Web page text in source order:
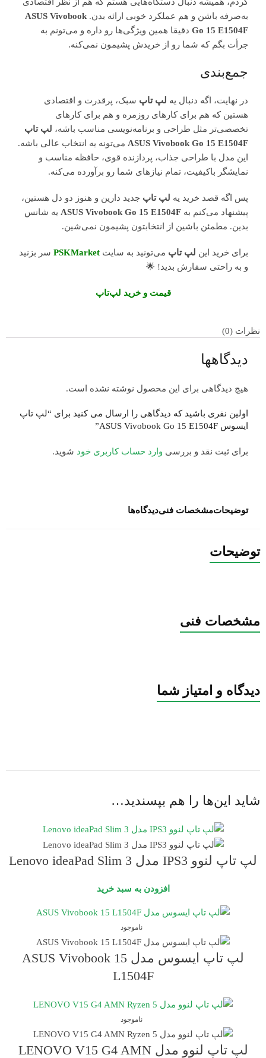
به‌صرفه باشن و هم عملکرد خوبی ارائه بدن. ASUS Vivobook
Go 15 E1504F دقیقا همین ویژگی‌ها رو داره و می‌تونم به
جرأت بگم که شما رو از خریدش پشیمون نمی‌کنه.
جمع‌بندی
در نهایت، اگه دنبال یه لپ تاپ سبک، پرقدرت و اقتصادی
هستین که هم برای کارهای روزمره و هم برای کارهای
تخصصی‌تر مثل طراحی و برنامه‌نویسی مناسب باشه، لپ تاپ
ASUS Vivobook Go 15 E1504F می‌تونه یه انتخاب عالی باشه.
این مدل با طراحی جذاب، پردازنده قوی، حافظه مناسب و
نمایشگر باکیفیت، تمام نیازهای شما رو برآورده می‌کنه.
پس اگه قصد خرید یه لپ تاپ جدید دارین و هنوز دو دل هستین،
پیشنهاد می‌کنم به ASUS Vivobook Go 15 E1504F یه شانس
بدین. مطمئن باشین از انتخابتون پشیمون نمی‌شین.
برای خرید این لپ تاپ می‌تونید به سایت PSKMarket سر بزنید
و به راحتی سفارش بدید! 🌟
قیمت و خرید لپ‌تاپ
نظرات (0)
دیدگاهها
هیچ دیدگاهی برای این محصول نوشته نشده است.
اولین نفری باشید که دیدگاهی را ارسال می کنید برای “لپ تاپ
ایسوس ASUS Vivobook Go 15 E1504F”
برای ثبت نقد و بررسی وارد حساب کاربری خود شوید.
توضیحاتمشخصات فنیدیدگاه‌ها
توضیحات
مشخصات فنی
دیدگاه و امتیاز شما
شاید این‌ها را هم بپسندید…
لپ تاپ لنوو IPS3 مدل Lenovo ideaPad Slim 3
افزودن به سبد خرید
ناموجود
لپ تاپ ایسوس مدل ASUS Vivobook 15
L1504F
ناموجود
لپ تاپ لنوو مدل LENOVO V15 G4 AMN